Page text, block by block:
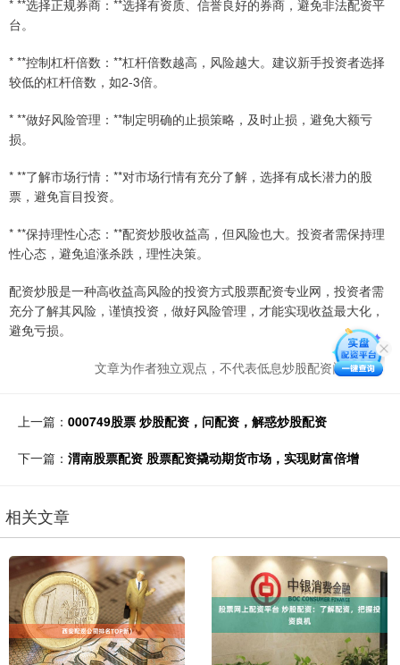
* **选择正规券商：**选择有资质、信誉良好的券商，避免非法配资平
台。
* **控制杠杆倍数：**杠杆倍数越高，风险越大。建议新手投资者选择
较低的杠杆倍数，如2-3倍。
* **做好风险管理：**制定明确的止损策略，及时止损，避免大额亏
损。
* **了解市场行情：**对市场行情有充分了解，选择有成长潜力的股
票，避免盲目投资。
* **保持理性心态：**配资炒股收益高，但风险也大。投资者需保持理
性心态，避免追涨杀跌，理性决策。
配资炒股是一种高收益高风险的投资方式股票配资专业网，投资者需
充分了解其风险，谨慎投资，做好风险管理，才能实现收益最大化，
避免亏损。
文章为作者独立观点，不代表低息炒股配资门户观点
上一篇： 000749股票 炒股配资，问配资，解惑炒股配资
下一篇： 渭南股票配资 股票配资撬动期货市场，实现财富倍增
相关文章